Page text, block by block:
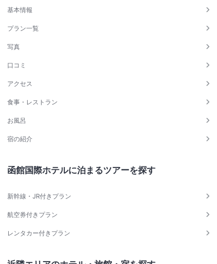
基本情報
プラン一覧
写真
口コミ
アクセス
食事・レストラン
お風呂
宿の紹介
函館国際ホテルに泊まるツアーを探す
新幹線・JR付きプラン
航空券付きプラン
レンタカー付きプラン